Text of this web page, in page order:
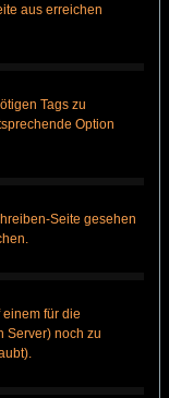
aus erreichen
Tags zu
Option
Seite gesehen
für die
Server) noch zu